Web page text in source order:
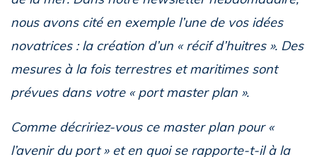
nous avons cité en exemple l’une de vos idées
novatrices : la création d’un « récif d’huitres ». Des
mesures à la fois terrestres et maritimes sont
prévues dans votre « port master plan ».
Comme décririez-vous ce master plan pour «
l’avenir du port » et en quoi se rapporte-t-il à la